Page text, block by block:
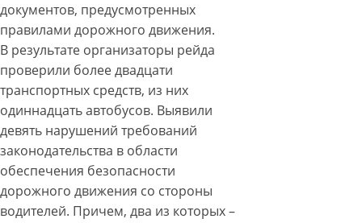
документов, предусмотренных
правилами дорожного движения.
В результате организаторы рейда
проверили более двадцати
транспортных средств, из них
одиннадцать автобусов. Выявили
девять нарушений требований
законодательства в области
обеспечения безопасности
дорожного движения со стороны
водителей. Причем, два из которых –